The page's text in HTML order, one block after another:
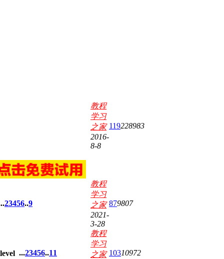
教程
学习
之家
2016-
8-8
119228983
23456..9
教程
学习
之家
2021-
3-28
879807
...23456..11
教程
学习
之家 10310972